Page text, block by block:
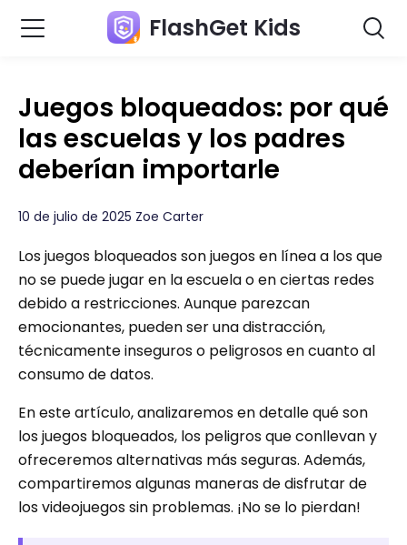
FlashGet Kids
Juegos bloqueados: por qué
las escuelas y los padres
deberían importarle
10 de julio de 2025 Zoe Carter
Los juegos bloqueados son juegos en línea a los que
no se puede jugar en la escuela o en ciertas redes
debido a restricciones. Aunque parezcan
emocionantes, pueden ser una distracción,
técnicamente inseguros o peligrosos en cuanto al
consumo de datos.
En este artículo, analizaremos en detalle qué son
los juegos bloqueados, los peligros que conllevan y
ofreceremos alternativas más seguras. Además,
compartiremos algunas maneras de disfrutar de
los videojuegos sin problemas. ¡No se lo pierdan!